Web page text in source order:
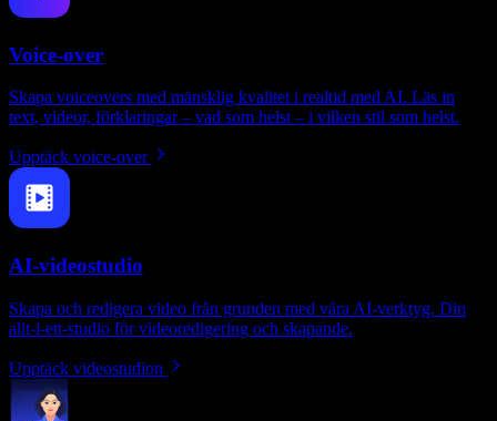
Voice-over
Skapa voiceovers med mänsklig kvalitet i realtid med AI. Läs in
text, videor, förklaringar – vad som helst – i vilken stil som helst.
Upptäck voice-over
AI-videostudio
Skapa och redigera video från grunden med våra AI-verktyg. Din
allt-i-ett-studio för videoredigering och skapande.
Upptäck videostudion